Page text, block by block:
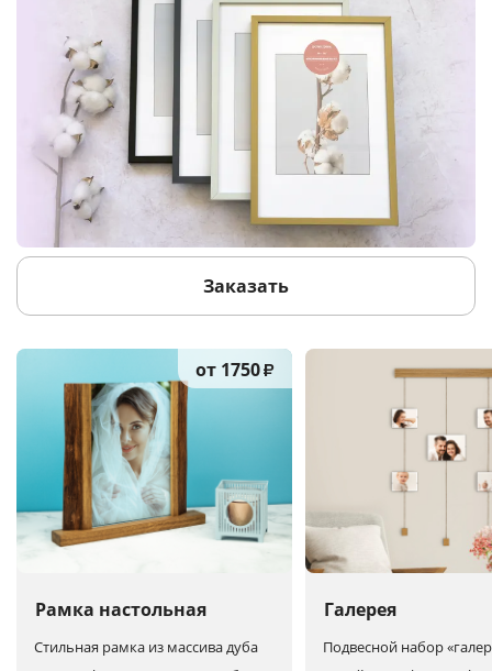
Заказать
Рамка настольная
от 1750₽
Стильная рамка из массива дуба
Галерея
Подвесной набор